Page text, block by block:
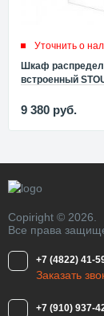
Уточнить о
Шкаф
встроенный
SCC-0003-001920
9 380 руб.
Copiright © 2026.
Все права
+7 (4822) 41-
Заказать
+7 (910) 937-